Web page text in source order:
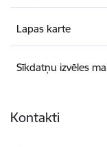
Lapas karte
Sīkdatņu izvēles
Kontakti